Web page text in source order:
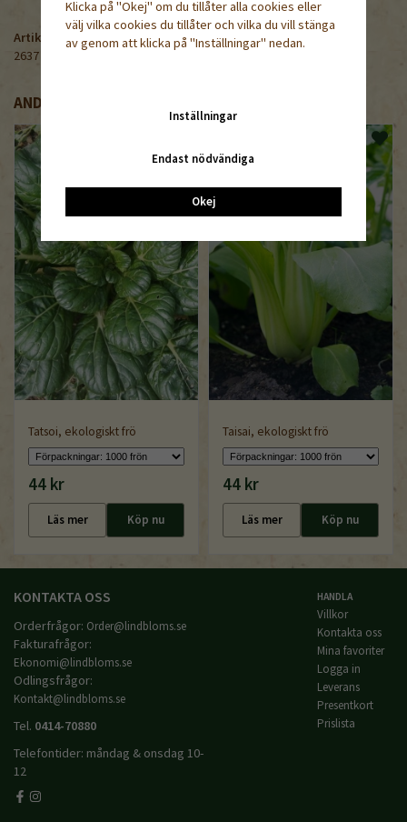
Artikelnummer:
2637
ANDRA KÖPTE ÄVEN
Tatsoi, ekologiskt frö
44 kr
Läs mer Köp nu
Taisai, ekologiskt frö
44 kr
Läs mer Köp nu
KONTAKTA OSS
Orderfrågor: Order@lindbloms.se
Fakturafrågor:
Ekonomi@lindbloms.se
Odlingsfrågor:
Kontakt@lindbloms.se
Tel. 0414-70880
Telefontider: måndag & onsdag 10-
12
HANDLA
Villkor
Kontakta oss
Mina favoriter
Logga in
Leverans
Presentkort
Prislista
Klicka på "Okej" om du tillåter alla cookies eller
välj vilka cookies du tillåter och vilka du vill stänga
av genom att klicka på "Inställningar" nedan.
Inställningar
Endast nödvändiga
Okej